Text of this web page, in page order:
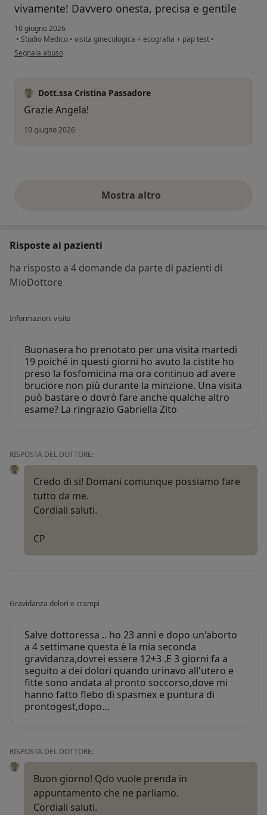
vivamente! Davvero onesta, precisa e gentile
10 giugno 2026
• Studio Medico • visita ginecologica + ecografia + pap test •
secondo l'opinione dell'utente Angela
Segnala abuso
Dott.ssa Cristina Passadore
Grazie Angela!
10 giugno 2026
Mostra altroopinioni di cui sopra
Risposte ai pazienti
ha risposto a 4 domande da parte di pazienti di
MioDottore
Informazioni visita
Buonasera ho prenotato per una visita martedì
19 poiché in questi giorni ho avuto la cistite ho
preso la fosfomicina ma ora continuo ad avere
bruciore non più durante la minzione. Una visita
può bastare o dovrò fare anche qualche altro
esame? La ringrazio Gabriella Zito
RISPOSTA DEL DOTTORE:
Credo di si! Domani comunque possiamo fare
tutto da me.
Cordiali saluti.
CP
Gravidanza dolori e crampi
Salve dottoressa .. ho 23 anni e dopo un'aborto
a 4 settimane questa è la mia seconda
gravidanza,dovrei essere 12+3 .E 3 giorni fa a
seguito a dei dolori quando urinavo all'utero e
fitte sono andata al pronto soccorso,dove mi
hanno fatto flebo di spasmex e puntura di
prontogest,dopo…
RISPOSTA DEL DOTTORE:
Buon giorno! Qdo vuole prenda in
appuntamento che ne parliamo.
Cordiali saluti.